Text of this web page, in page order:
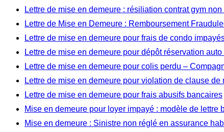
Lettre de mise en demeure : résiliation contrat gym
Lettre de Mise en Demeure : Remboursement
Lettre de mise en demeure pour frais de condo
Lettre de mise en demeure pour dépôt réservation
Lettre de mise en demeure pour colis perdu –
Lettre de mise en demeure pour violation de clause de
Lettre de mise en demeure pour frais abusifs bancaires
Mise en demeure pour loyer impayé : modèle de lettre
Mise en demeure : Sinistre non réglé en assurance